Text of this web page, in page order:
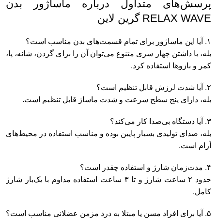
پرسش‌های متداول درباره ماساژور بدن
RELAX WAVE گرین لاین
۱. آیا این ماساژور برای تمام قسمت‌های بدن مناسب است؟
بله، با داشتن چهار سری متنوع می‌توان آن را برای گردن، شانه، پا،
کمر و بازوها استفاده کرد.
۲. آیا شدت لرزش قابل تنظیم است؟
بله، دارای پنج سطح سرعت و شدت ماساژ قابل تنظیم است.
۳. آیا دستگاه بی‌صدا کار می‌کند؟
بله، صدای تولیدی بسیار پایین بوده و مناسب استفاده در محیط‌های
آرام است.
۴. مدت‌زمان شارژ و استفاده چقدر است؟
حدود ۲ ساعت شارژ و تا ۳ ساعت استفاده مداوم با یک‌بار شارژ
کامل.
۵. آیا برای افراد مسن یا مبتلا به درد مزمن عضلانی مناسب است؟